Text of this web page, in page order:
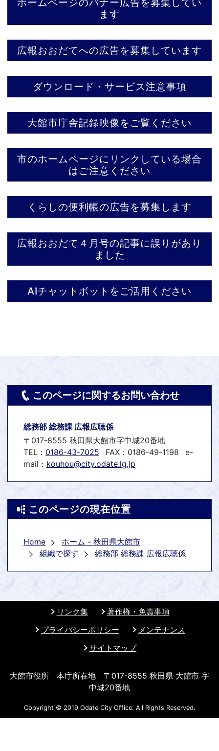
ホームページのバナー広告を募集してい
ます
広報おおだてへの広告を募集しています
ダウンロード・サービス注意事項
大館市庁舎記録映像をご覧ください
市のホームページにリンクしている場合
はご注意ください
くらしの便利帳の広告を募集します
広報おおだて４月号の記事に誤りがあり
ました
AIチャットボットをご活用ください
このページに関するお問い合わせ
総務部 総務課 広報広聴係
〒017-8555 秋田県大館市字中城20番地
TEL： 0186-43-7025 FAX：0186-49-1198
e-
mail： kouhou@city.odate.lg.jp
このページの現在位置
Home
ホーム - 秋田県大館市
組織で探す
総務部 総務課 広報広聴係
リンク集
著作権・免責事項
プライバシーポリシー
メンテナンス
サイトマップ
大館市役所 本庁所在地 〒017-8555 秋田県 大館市 字
中城20番地
Copyright © 2019 Odate City Office. All Rights Reserved.